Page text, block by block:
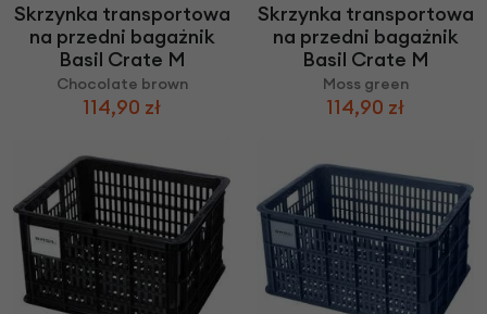
Skrzynka transportowa
na przedni bagażnik
Basil Crate M
Chocolate brown
114,90 zł
Skrzynka transportowa
na przedni bagażnik
Basil Crate M
Moss green
114,90 zł